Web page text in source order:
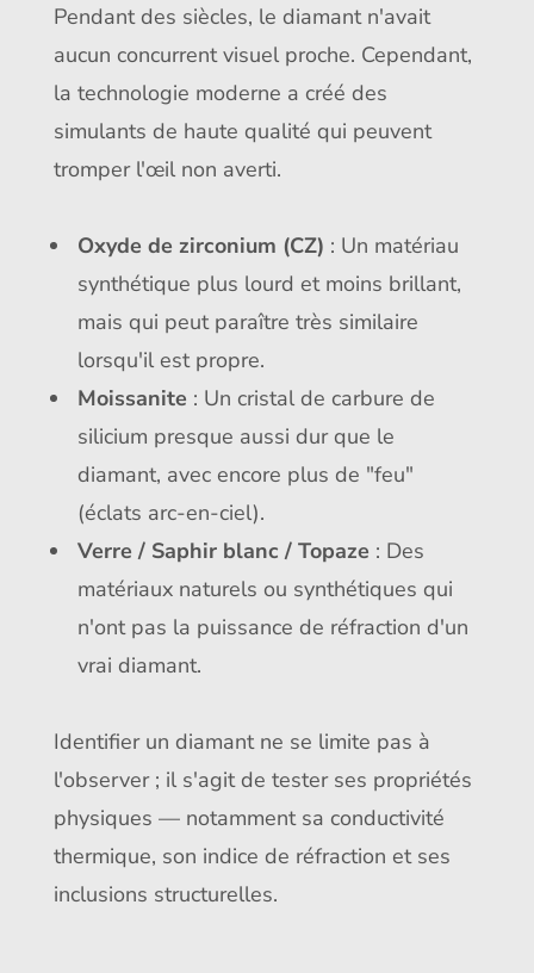
Pendant des siècles, le diamant n'avait
aucun concurrent visuel proche. Cependant,
la technologie moderne a créé des
simulants de haute qualité qui peuvent
tromper l'œil non averti.
Oxyde de zirconium (CZ) : Un matériau
synthétique plus lourd et moins brillant,
mais qui peut paraître très similaire
lorsqu'il est propre.
Moissanite : Un cristal de carbure de
silicium presque aussi dur que le
diamant, avec encore plus de "feu"
(éclats arc-en-ciel).
Verre / Saphir blanc / Topaze : Des
matériaux naturels ou synthétiques qui
n'ont pas la puissance de réfraction d'un
vrai diamant.
Identifier un diamant ne se limite pas à
l'observer ; il s'agit de tester ses propriétés
physiques — notamment sa conductivité
thermique, son indice de réfraction et ses
inclusions structurelles.